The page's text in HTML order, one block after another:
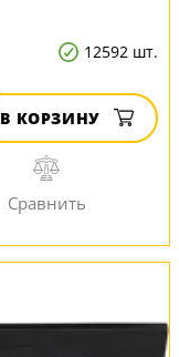
12592 шт.
В КОРЗИНУ